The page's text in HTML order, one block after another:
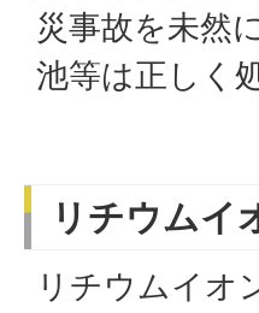
災事故を未然
池等は正しく
リチウムイ
リチウムイオ